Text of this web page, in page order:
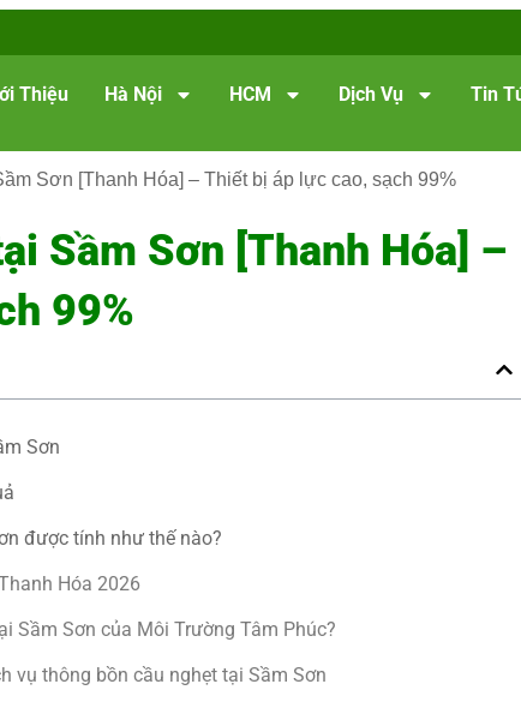
Thiệu Hà Nội HCM Dịch Vụ Tin
Sơn [Thanh Hóa] – Thiết bị áp lực cao, sạch 99%
Sầm Sơn [Thanh Hóa] –
99%
Sơn
được tính như thế nào?
Hóa 2026
Sầm Sơn của Môi Trường Tâm Phúc?
vụ thông bồn cầu nghẹt tại Sầm Sơn